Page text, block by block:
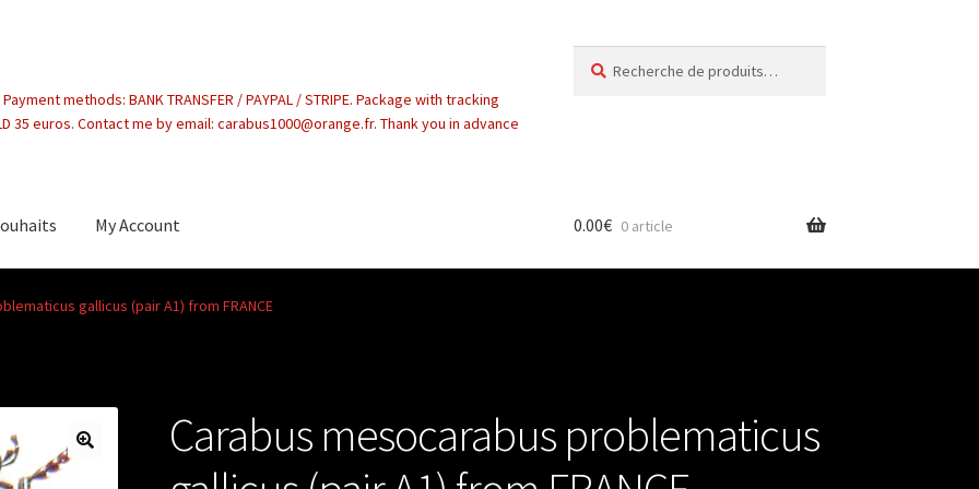
methods: BANK TRANSFER / PAYPAL / STRIPE. Package with tracking
35 euros. Contact me by email: carabus1000@orange.fr. Thank you in advance
pour :
My Account 0.00€ 0 article
gallicus (pair A1) from FRANCE
Carabus mesocarabus problematicus